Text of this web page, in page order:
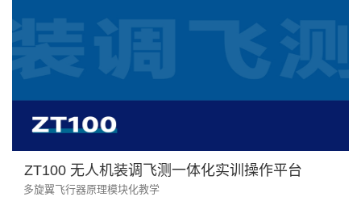
ZT100 无人机装调飞测一体化实训操作平台
多旋翼飞行器原理模块化教学